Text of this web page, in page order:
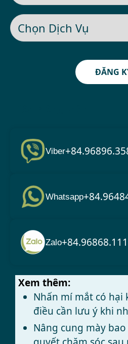
ĐĂNG
Viber
Whatsapp
Zalo
Xem thêm:
Nhấn mí mắt có hại
điều cần lưu ý khi
Nâng cung mày